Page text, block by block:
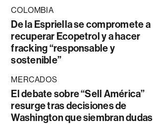
COLOMBIA
De la Espriella se compromete a
recuperar Ecopetrol y a hacer
fracking “responsable y
sostenible”
MERCADOS
El debate sobre “Sell América”
resurge tras decisiones de
Washington que siembran dudas